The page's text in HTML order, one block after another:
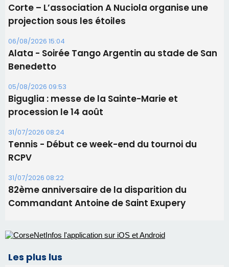
Biguglia : messe de la Sainte-Marie et
procession le 14 août
31/07/2026 08:24
Tennis - Début ce week-end du tournoi du
RCPV
31/07/2026 08:22
82ème anniversaire de la disparition du
Commandant Antoine de Saint Exupery
Les plus lus
Satine Nomary est la nouvelle Miss Corse 2026
Éclipse du 12 août : la Corse aux premières loges
d'un spectacle qui ne reviendra pas avant 2081
profiter pleinement du spectacle ?
consommation en recul dans les restaurants